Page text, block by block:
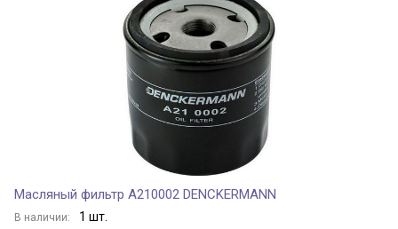
Масляный фильтр A210002 DENCKERMANN
В наличии: 1 шт.